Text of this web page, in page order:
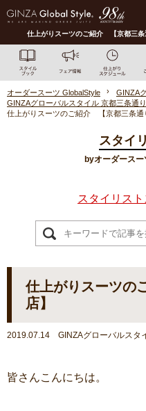
仕上がりスーツのご紹介 【京都三
オーダースーツ GlobalStyle
GINZA
GINZAグローバルスタイル 京都三条通
仕上がりスーツのご紹介 【京都三条通
スタイ
byオーダース
スタイリス
仕上がりスーツの
店】
2019.07.14 GINZAグローバルスタ
皆さんこんにちは。